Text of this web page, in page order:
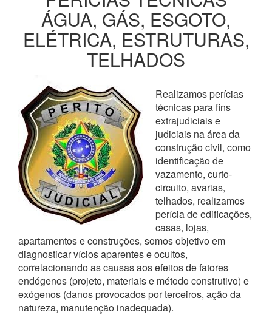
ÁGUA, GÁS, ESGOTO,
ELÉTRICA, ESTRUTURAS,
TELHADOS
Realizamos perícias
técnicas para fins
extrajudiciais e
judiciais na área da
construção civil, como
identificação de
vazamento, curto-
circuito, avarias,
telhados, realizamos
perícia de edificações,
casas, lojas,
apartamentos e construções, somos objetivo em
diagnosticar vícios aparentes e ocultos,
correlacionando as causas aos efeitos de fatores
endógenos (projeto, materiais e método construtivo) e
exógenos (danos provocados por terceiros, ação da
natureza, manutenção inadequada).